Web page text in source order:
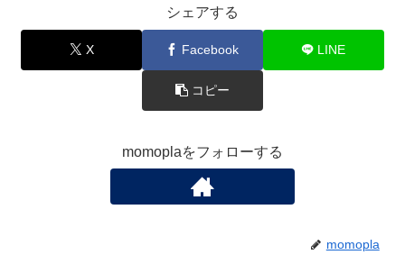
シェアする
X Facebook LINE
コピー
momoplaをフォローする
momopla